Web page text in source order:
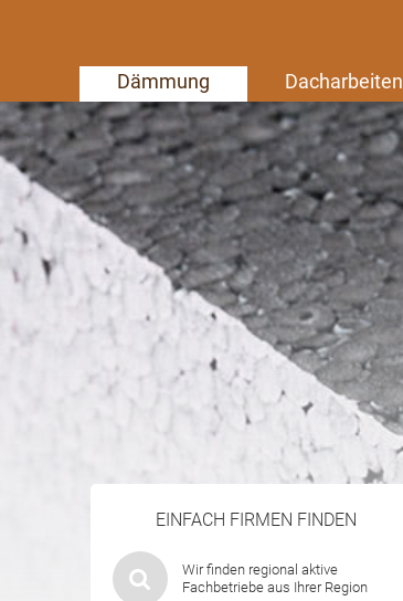
Dämmung Dacharbeiten
EINFACH FIRMEN FINDEN
Wir finden regional aktive
Fachbetriebe aus Ihrer Region